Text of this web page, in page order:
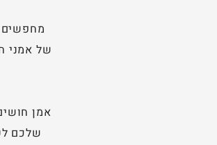
מחפשים
של אמני
אמן
שלכם